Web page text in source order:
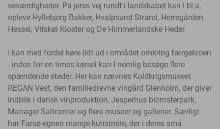
seværdigheder. På jeres vej rundt i landskabet kan I bl.a.
opleve Hyllebjerg Bakker, Hvalpsund Strand, Herregården
Hessel, Vitskøl Kloster og De Himmerlandske Heder.
I kan med fordel køre lidt ud i området omkring færgekroen
- inden for en times kørsel kan I nemlig besøge flere
spændende steder. Her kan nævnes Koldkrigsmuseet
REGAN Vest, den familiedrevne vingård Glenholm, der giver
indblik i dansk vinproduktion, Jesperhus blomsterpark,
Mariager Saltcenter og flere museer og gallerier. Særligt
har Farsø-egnen mange kunstnere, der i deres små